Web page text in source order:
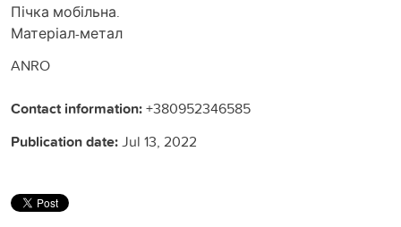
Пічка мобільна.
Матеріал-метал
ANRO
Contact information:+380952346585
Publication date:Jul 13, 2022